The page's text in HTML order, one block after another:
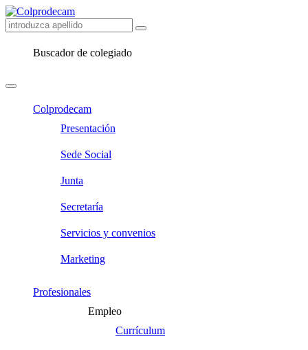
Buscador de colegiado
Colprodecam
Presentación
Sede Social
Junta
Secretaría
Servicios y convenios
Marketing
Profesionales
Empleo
Currículum